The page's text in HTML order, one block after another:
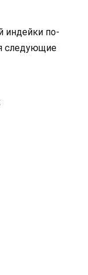
индейки по-
следующие